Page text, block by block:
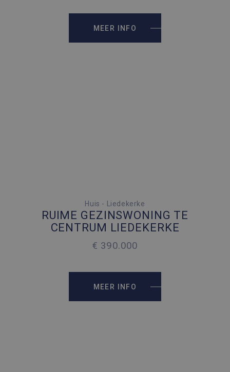
MEER INFO
4 SLAAPKAMERS
200 M2
Huis - Liedekerke
RUIME GEZINSWONING TE
CENTRUM LIEDEKERKE
€ 390.000
MEER INFO